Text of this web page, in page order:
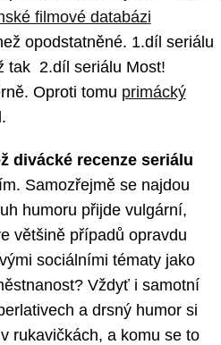
filmové databázi
opodstatněné. 1.díl seriálu
tak 2.díl seriálu Most!
Oproti tomu primácký
divácké recenze seriálu
Samozřejmě se najdou
humoru přijde vulgární,
většině případů opravdu
sociálními tématy jako
Vždyť i samotní
a drsný humor si
rukavičkách, a komu se to